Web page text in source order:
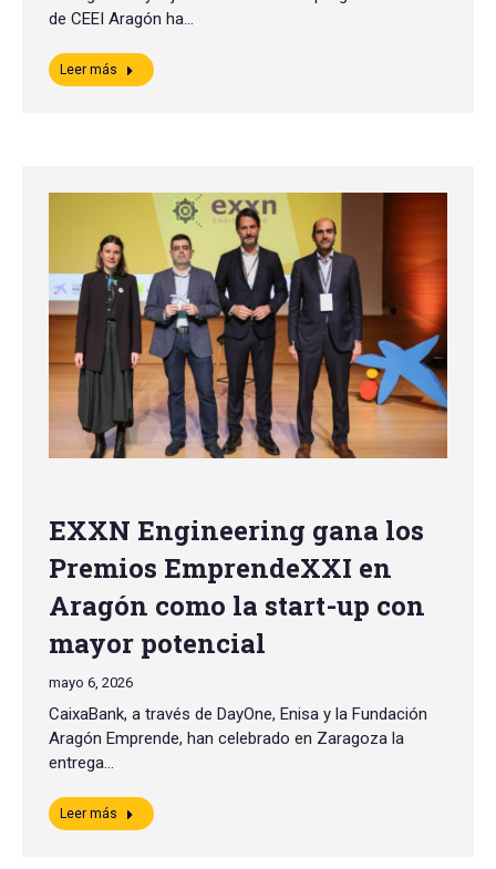
de CEEI Aragón ha…
Leer más
EXXN Engineering gana los
Premios EmprendeXXI en
Aragón como la start-up con
mayor potencial
mayo 6, 2026
CaixaBank, a través de DayOne, Enisa y la Fundación
Aragón Emprende, han celebrado en Zaragoza la
entrega…
Leer más